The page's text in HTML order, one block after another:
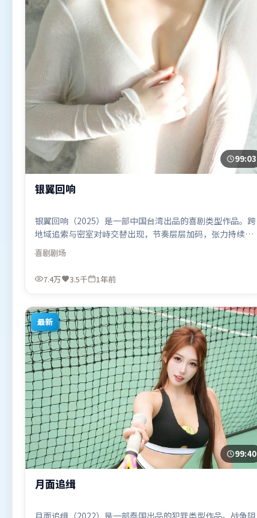
99:03
银翼回响
银翼回响（2025）是一部中国台湾出品的喜剧类型作品。跨
地域追索与密室对峙交替出现，节奏层层加码，张力持续上
扬。人物关系网复杂却不凌乱，每场对手戏都推动信息增
量。由陈思诚执导，胡歌、咏梅、汤姆·哈迪，吴京等联袂
出演。影片于2025年8月3日（中国台湾）在部分地区首映上
线，适合喜欢喜剧题材的观众观看。
喜剧剧场
7.4万 3.5千 1年前
最新
99:40
月面追缉